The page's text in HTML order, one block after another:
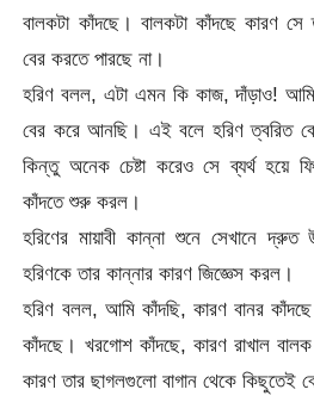
বালকটা কাঁদছে। বালকটা কাঁদছে কারণ
বের করতে পারছে না।
হরিণ বলল, এটা এমন কি কাজ, দাঁড়াও!
বের করে আনছি। এই বলে হরিণ ত্বরিত
কিন্তু অনেক চেষ্টা করেও সে ব্যর্থ হয়ে
কাঁদতে শুরু করল।
হরিণের মায়াবী কান্না শুনে সেখানে
হরিণকে তার কান্নার কারণ জিজ্ঞেস করল।
হরিণ বলল, আমি কাঁদছি, কারণ বানর
কাঁদছে। খরগোশ কাঁদছে, কারণ রাখাল
কারণ তার ছাগলগুলো বাগান থেকে কিছুতেই